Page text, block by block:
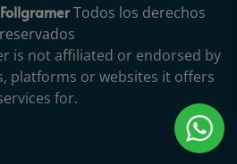
FollgramerTodos los derechos
reservados
is not affiliated or endorsed by
platforms or websites it offers
for.